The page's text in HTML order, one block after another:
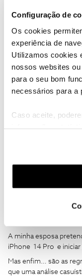
Configuração de
Os cookies
experiência de
Utilizamos cookies
nossos websites
para o seu bom
necessários para a
Caso aceite,
funcionalidades
funcionalidade) e
(cookies de
utilização dos
A minha esposa
Mas enfim… são as
que uma análise
Obrigado
Acho lamentável não
A minha esposa
iPhone 14 Pro e
Mas enfim… são as
que uma análise